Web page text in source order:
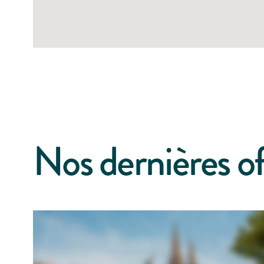
Nos dernières